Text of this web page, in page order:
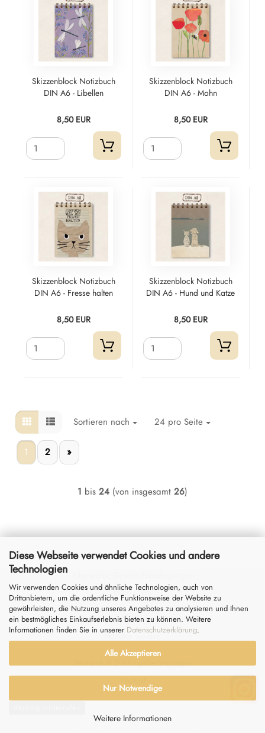
Diese Webseite verwendet Cookies und andere
Technologien
Wir verwenden Cookies und ähnliche Technologien, auch von
Drittanbietern, um die ordentliche Funktionsweise der Website zu
gewährleisten, die Nutzung unseres Angebotes zu analysieren und Ihnen
ein bestmögliches Einkaufserlebnis bieten zu können. Weitere
Informationen finden Sie in unserer Datenschutzerklärung.
Alle Akzeptieren
Nur Notwendige
Weitere Informationen
Skizzenblock Notizbuch
DIN A6 - Libellen
8,50 EUR
Skizzenblock Notizbuch
DIN A6 - Mohn
8,50 EUR
Skizzenblock Notizbuch
DIN A6 - Fresse halten
8,50 EUR
Skizzenblock Notizbuch
DIN A6 - Hund und Katze
8,50 EUR
Sortieren nach 24 pro Seite
1 2 »
1 bis 24 (von insgesamt 26)
Impressum
Datenschutz &Widerrufsrecht
Händler werden
Versand- & Zahlungsbedingungen